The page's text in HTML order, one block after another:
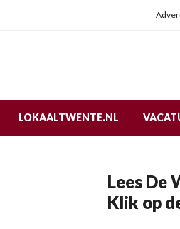
LOKAALTWENTE.NL
Lees De
Klik op